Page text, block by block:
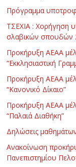
Πρόγραμμα
ΤΣΕΧΙΑ : Χορήγηση
σλαβικών σπουδών
Προκήρυξη ΑΕΑΑ
“Εκκλησιαστική
Προκήρυξη ΑΕΑΑ
“Κανονικό Δίκαιο”
Προκήρυξη ΑΕΑΑ
“Παλαιά Διαθήκη”
Δηλώσεις
Ανακοίνωση
Πανεπιστημίου